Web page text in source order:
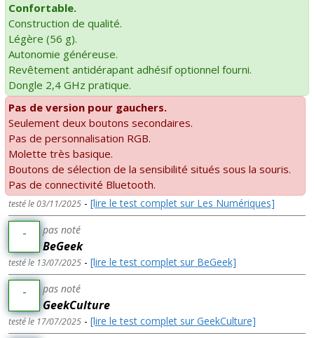
Confortable.
Construction de qualité.
Légère (56 g).
Autonomie généreuse.
Revêtement antidérapant adhésif optionnel fourni.
Dongle 2,4 GHz pratique.
Pas de version pour gauchers.
Seulement deux boutons secondaires.
Pas de personnalisation RGB.
Molette très basique.
Boutons de sélection de la sensibilité situés sous la souris.
Pas de connectivité Bluetooth.
testé le 03/11/2025 - [lire le test complet sur Les Numériques]
- pas noté
BeGeek
testé le 13/07/2025 - [lire le test complet sur BeGeek]
- pas noté
GeekCulture
testé le 17/07/2025 - [lire le test complet sur GeekCulture]